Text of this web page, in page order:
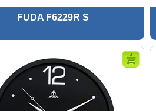
FUDA F6229R S